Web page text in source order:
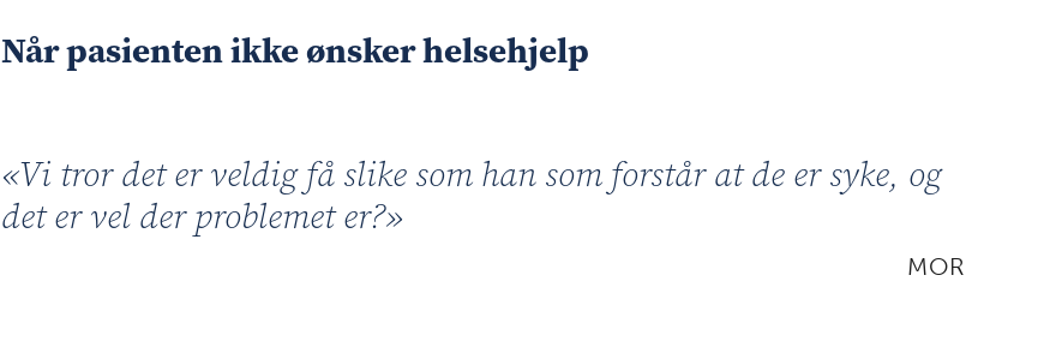
Når pasienten ikke ønsker helsehjelp
«Vi tror det er veldig få slike som han som forstår at de er syke, og
det er vel der problemet er?»
MOR